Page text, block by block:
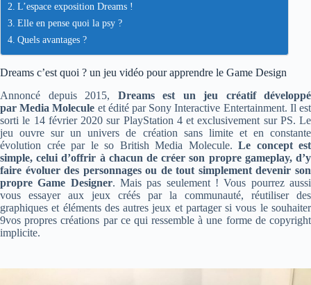
L’espace exposition Dreams !
Elle en pense quoi la psy ?
Quels avantages ?
Dreams c’est quoi ? un jeu vidéo pour apprendre le Game Design
Annoncé depuis 2015, Dreams est un jeu créatif développé
par Media Molecule et édité par Sony Interactive Entertainment. Il est
sorti le 14 février 2020 sur PlayStation 4 et exclusivement sur PS. Le
jeu ouvre sur un univers de création sans limite et en constante
évolution crée par le so British Media Molecule. Le concept est
simple, celui d’offrir à chacun de créer son propre gameplay, d’y
faire évoluer des personnages ou de tout simplement devenir son
propre Game Designer. Mais pas seulement ! Vous pourrez aussi
vous essayer aux jeux créés par la communauté, réutiliser des
graphiques et éléments des autres jeux et partager si vous le souhaiter
9vos propres créations par ce qui ressemble à une forme de copyright
implicite.